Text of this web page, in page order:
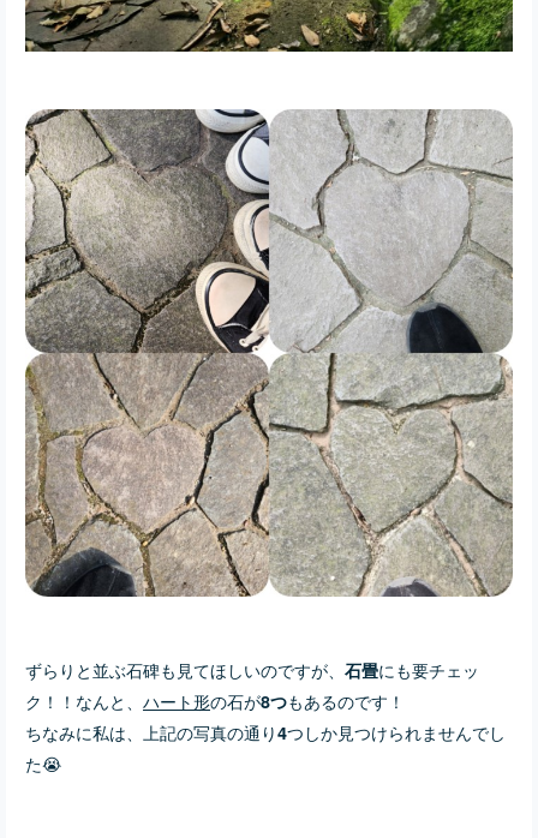
ずらりと並ぶ石碑も見てほしいのですが、 石畳にも要チェッ
ク！！なんと、 ハート形の石が8つもあるのです！
ちなみに私は、上記の写真の通り4つしか見つけられませんでし
た😭